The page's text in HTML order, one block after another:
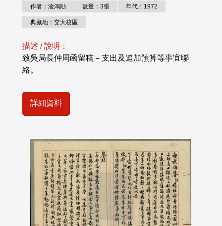
作者：淩鴻勛 數量：3張 年代：1972
典藏地：交大校區
描述 / 說明：
致吳局長仲周函留稿－支出及追加預算等事宜聯
絡。
詳細資料